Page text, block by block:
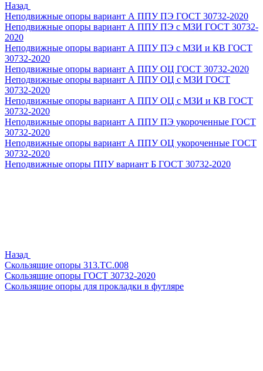
Назад
Неподвижные опоры вариант А ППУ ПЭ ГОСТ 30732-2020
Неподвижные опоры вариант А ППУ ПЭ с МЗИ ГОСТ 30732-
2020
Неподвижные опоры вариант А ППУ ПЭ с МЗИ и КВ ГОСТ
30732-2020
Неподвижные опоры вариант А ППУ ОЦ ГОСТ 30732-2020
Неподвижные опоры вариант А ППУ ОЦ с МЗИ ГОСТ
30732-2020
Неподвижные опоры вариант А ППУ ОЦ с МЗИ и КВ ГОСТ
30732-2020
Неподвижные опоры вариант А ППУ ПЭ укороченные ГОСТ
30732-2020
Неподвижные опоры вариант А ППУ ОЦ укороченные ГОСТ
30732-2020
Неподвижные опоры ППУ вариант Б ГОСТ 30732-2020
Назад
Скользящие опоры 313.ТС.008
Скользящие опоры ГОСТ 30732-2020
Скользящие опоры для прокладки в футляре